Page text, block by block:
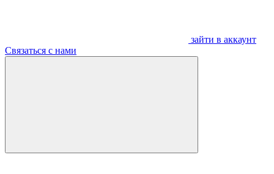
зайти в аккаунт
Связаться с нами